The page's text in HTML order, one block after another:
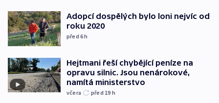
Adopcí dospělých bylo loni nejvíc od
roku 2020
před 6h
Hejtmani řeší chybějící peníze na
opravu silnic. Jsou nenárokové,
namítá ministerstvo
včera před 19 h